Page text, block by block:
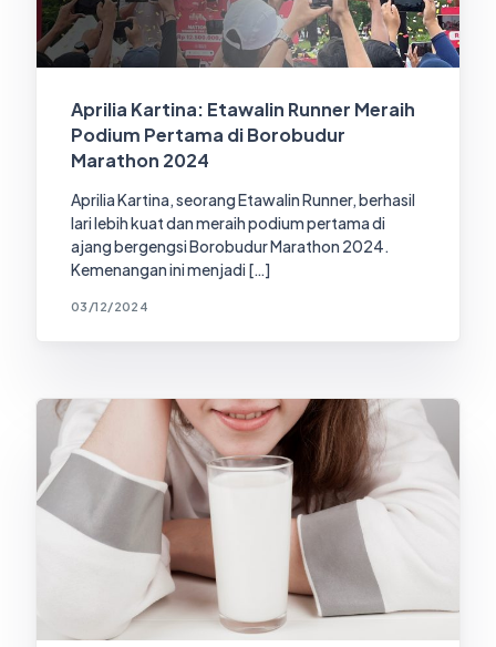
Aprilia Kartina: Etawalin Runner Meraih
Podium Pertama di Borobudur
Marathon 2024
Aprilia Kartina, seorang Etawalin Runner, berhasil
lari lebih kuat dan meraih podium pertama di
ajang bergengsi Borobudur Marathon 2024.
Kemenangan ini menjadi […]
03/12/2024